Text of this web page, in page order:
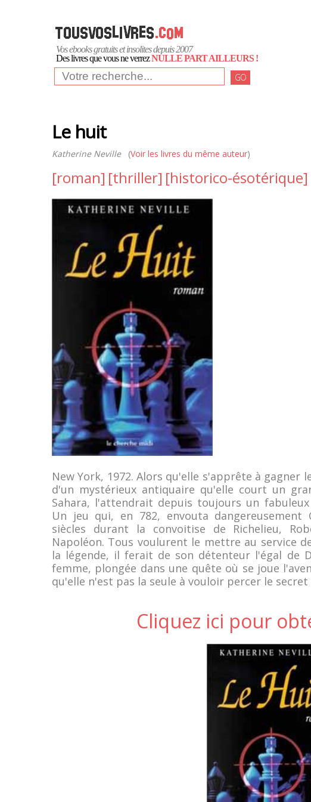
Vos ebooks gratuits et insolites depuis 2007
Des livres que vous ne verrezNULLE PART AILLEURS !
GO
Le huit
Katherine Neville(Voir les livres du même auteur)
[roman] [thriller] [historico-ésotérique]
New York, 1972. Alors qu'elle s'apprête à gagner
d'un mystérieux antiquaire qu'elle court un
Sahara, l'attendrait depuis toujours un
Un jeu qui, en 782, envouta dangereusement
siècles durant la convoitise de Richelieu,
Napoléon. Tous voulurent le mettre au service
la légende, il ferait de son détenteur l'égal de
femme, plongée dans une quête où se joue
qu'elle n'est pas la seule à vouloir percer le
Cliquez ici pour